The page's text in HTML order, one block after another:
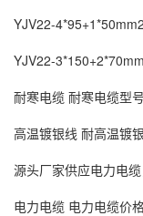
YJV22-
YJV22-
耐寒电缆 耐寒电缆型
高温镀银线 耐高温镀
源头厂家供应电力电
电力电缆 电力电缆价